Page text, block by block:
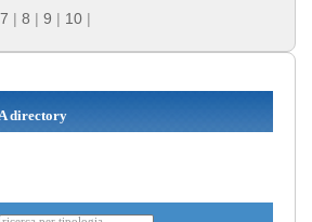
7 | 8 | 9 | 10 |
directory